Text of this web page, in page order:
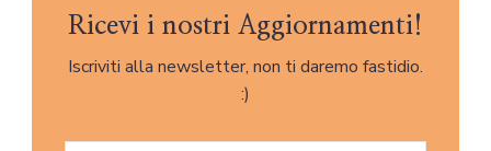
Ricevi i nostri Aggiornamenti!
Iscriviti alla newsletter, non ti daremo fastidio.
:)